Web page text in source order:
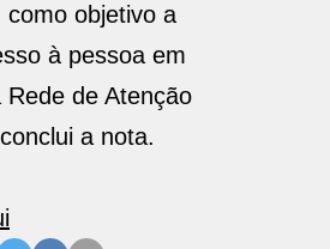
objetivo a
à pessoa em
de Atenção
a nota.